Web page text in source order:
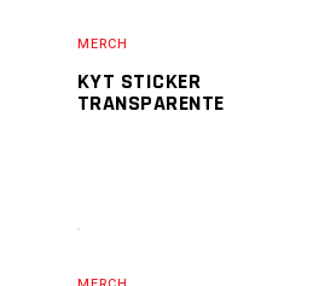
MERCH
KYT STICKER
TRANSPARENTE